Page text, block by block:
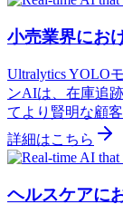
小売業界にお
Ultralytics YOLO
ンAIは、在庫追
てより賢明な顧
詳細はこちら
ヘルスケアに